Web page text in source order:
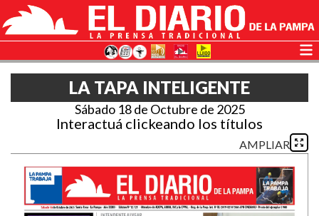
LA TAPA INTELIGENTE
Sábado 18 de Octubre de 2025
Interactuá clickeando los títulos
AMPLIAR